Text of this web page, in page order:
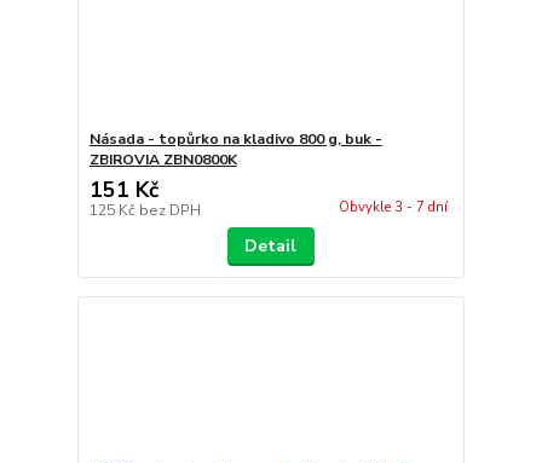
Násada - topůrko na kladivo 800 g, buk -
ZBIROVIA ZBN0800K
151 Kč
125 Kč bez DPH Obvykle 3 - 7 dní
Detail